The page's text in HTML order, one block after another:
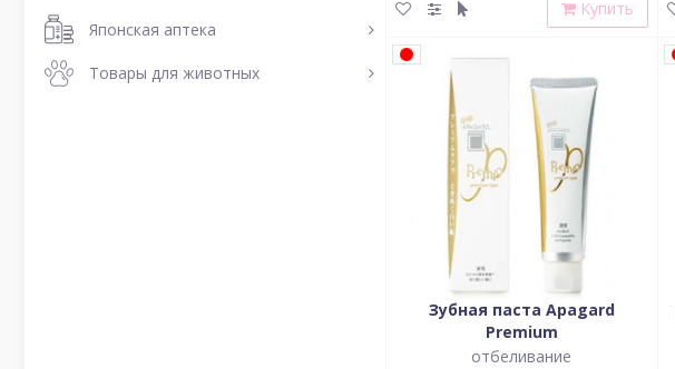
Японская аптека
Товары для животных
Купить
Зубная паста Apagard
Premium
отбеливание